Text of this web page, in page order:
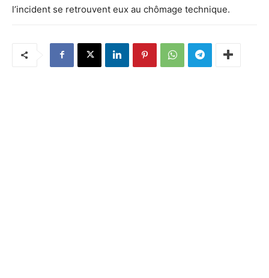
l’incident se retrouvent eux au chômage technique.